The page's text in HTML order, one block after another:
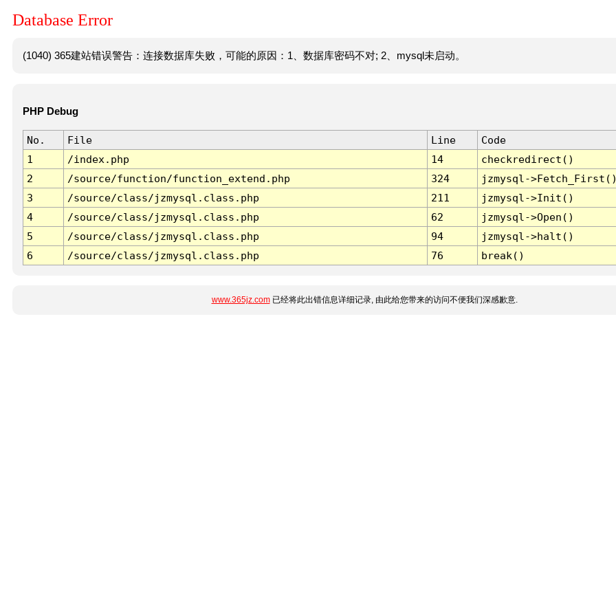
Database Error
(1040) 365建站错误警告：连接数据库失败，可能的原因：1、数据库密码不对; 2、mysql未启动。
PHP Debug
No. File Line
Code
1
/index.php 14
checkredirect()
2
/source/function/function_extend.php 324
jzmysql-
3
/source/class/jzmysql.class.php 211
jzmysql->Init()
4
/source/class/jzmysql.class.php 62
jzmysql->Open()
5
/source/class/jzmysql.class.php 94
jzmysql->halt()
6
/source/class/jzmysql.class.php 76 break()
www.365jz.com已经将此出错信息详细记录, 由此给您带来的访问不便我们深感歉意.